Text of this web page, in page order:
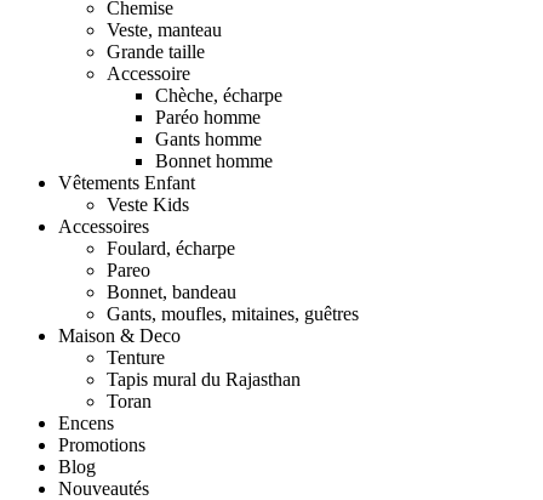
Chemise
Veste, manteau
Grande taille
Accessoire
Chèche, écharpe
Paréo homme
Gants homme
Bonnet homme
Vêtements Enfant
Veste Kids
Accessoires
Foulard, écharpe
Pareo
Bonnet, bandeau
Gants, moufles, mitaines, guêtres
Maison & Deco
Tenture
Tapis mural du Rajasthan
Toran
Encens
Promotions
Blog
Nouveautés